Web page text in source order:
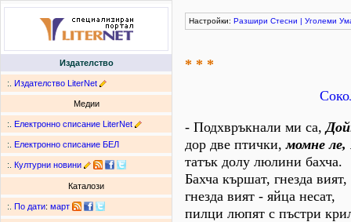
Издателство
:. Издателство LiterNet
Медии
:. Електронно списание LiterNet
:. Електронно списание БЕЛ
:. Културни новини
Каталози
:. По дати: март
Настройки: Разшири Стесни | Уголеми
* * *
- Подхвръкнали ми са,
дор две птички,момне ле,
татък долу люлини бахча.
Бахча кършат, гнезда вият,
гнезда вият - яйца несат,
пилци люпят с пъстри